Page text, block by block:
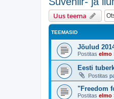
Uus teema
TEEMASID
Jõulud
Postitas elmo
Eesti
Postitas
"Freedom
Postitas elmo